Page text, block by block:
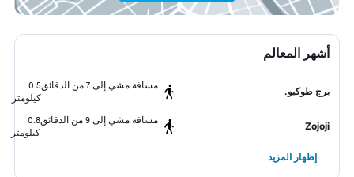
أشهر المعالم
برج طوكيو.
مسافة مشي إلى 7 من الدقائق
0.5
كيلومتر
Zojoji
مسافة مشي إلى 9 من الدقائق
0.8
كيلومتر
إظهار المزيد